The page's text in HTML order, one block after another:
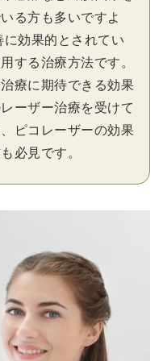
る方も多いですよ
効果的とされてい
する治療方法です。
療に期待できる効果
ーザー治療を受けて
ピコレーザーの効果
必見です。